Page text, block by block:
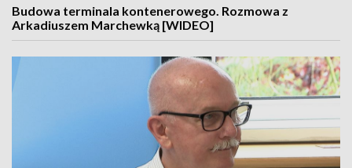
Budowa terminala kontenerowego. Rozmowa z
Arkadiuszem Marchewką [WIDEO]